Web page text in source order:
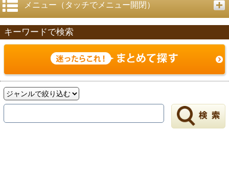
戻る
メニュー（タッチでメニュー開閉）
キーワードで検索